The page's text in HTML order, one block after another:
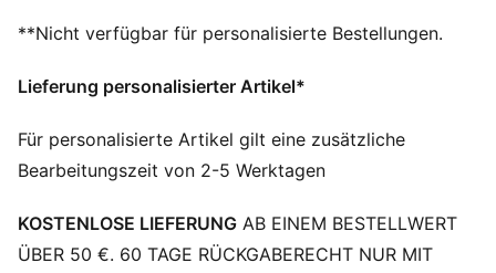
**Nicht verfügbar für personalisierte Bestellungen.
Lieferung personalisierter Artikel*
Für personalisierte Artikel gilt eine zusätzliche
Bearbeitungszeit von 2-5 Werktagen
KOSTENLOSE LIEFERUNG AB EINEM BESTELLWERT
ÜBER 50 €. 60 TAGE RÜCKGABERECHT NUR MIT